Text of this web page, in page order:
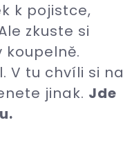
k pojistce,
zkuste si
V tu chvíli si na
jinak. Jde